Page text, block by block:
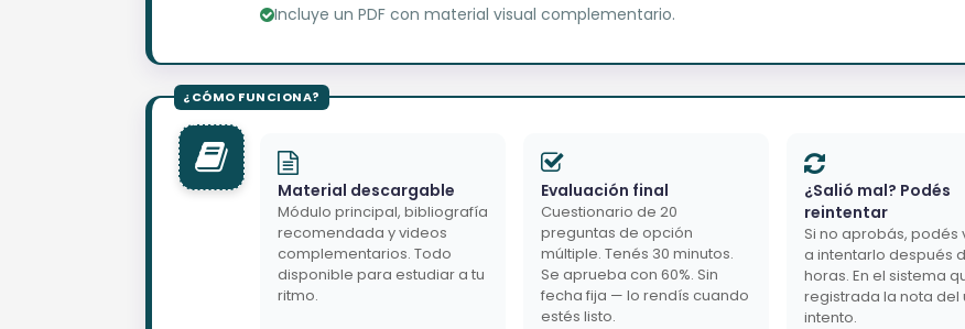
Incluye un PDF con material visual complementario.
Material descargable
Módulo principal, bibliografía
recomendada y videos
complementarios. Todo
disponible para estudiar a tu
ritmo.
Evaluación final
Cuestionario de 20
preguntas de opción
múltiple. Tenés 30 minutos.
Se aprueba con 60%. Sin
fecha fija — lo rendís cuando
estés listo.
¿Salió mal? Podés
reintentar
Si no aprobás, podés
a intentarlo después
horas. En el sistema
registrada la nota del
intento.